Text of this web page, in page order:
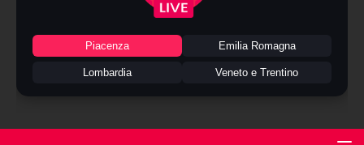
Piacenza Emilia Romagna
Lombardia Veneto e Trentino